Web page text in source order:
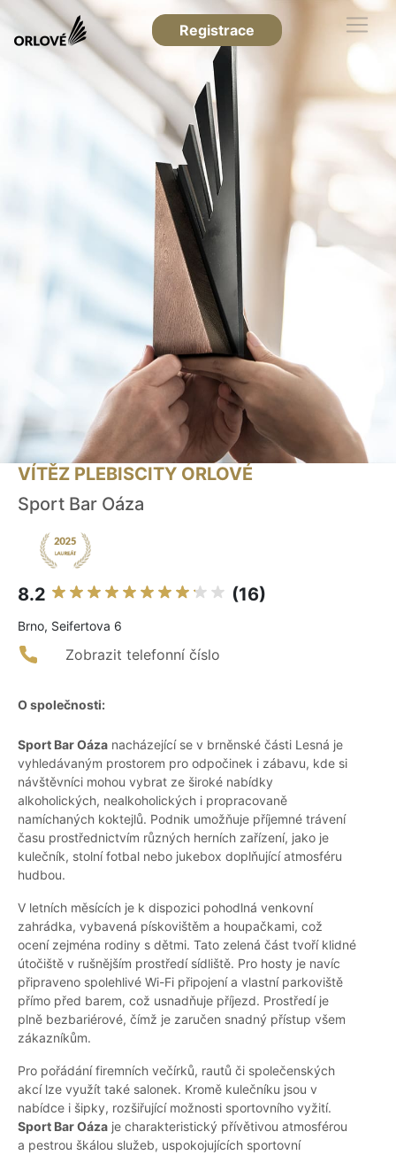
Registrace
VÍTĚZ PLEBISCITY ORLOVÉ
Sport Bar Oáza
8.2 (16)
Brno, Seifertova 6
Zobrazit telefonní číslo
O společnosti:
Sport Bar Oáza nacházející se v brněnské části Lesná je
vyhledávaným prostorem pro odpočinek i zábavu, kde si
návštěvníci mohou vybrat ze široké nabídky
alkoholických, nealkoholických i propracovaně
namíchaných koktejlů. Podnik umožňuje příjemné trávení
času prostřednictvím různých herních zařízení, jako je
kulečník, stolní fotbal nebo jukebox doplňující atmosféru
hudbou.
V letních měsících je k dispozici pohodlná venkovní
zahrádka, vybavená pískovištěm a houpačkami, což
ocení zejména rodiny s dětmi. Tato zelená část tvoří klidné
útočiště v rušnějším prostředí sídliště. Pro hosty je navíc
připraveno spolehlivé Wi-Fi připojení a vlastní parkoviště
přímo před barem, což usnadňuje příjezd. Prostředí je
plně bezbariérové, čímž je zaručen snadný přístup všem
zákazníkům.
Pro pořádání firemních večírků, rautů či společenských
akcí lze využít také salonek. Kromě kulečníku jsou v
nabídce i šipky, rozšiřující možnosti sportovního vyžití.
Sport Bar Oáza je charakteristický přívětivou atmosférou
a pestrou škálou služeb, uspokojujících sportovní